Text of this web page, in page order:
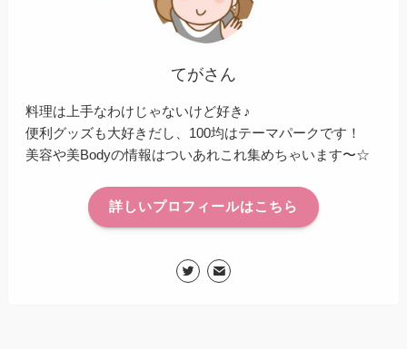
てがさん
料理は上手なわけじゃないけど好き♪
便利グッズも大好きだし、100均はテーマパークです！
美容や美Bodyの情報はついあれこれ集めちゃいます〜☆
詳しいプロフィールはこちら